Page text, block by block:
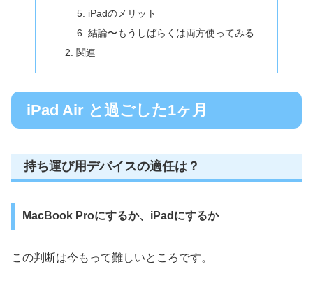
iPadのメリット
結論〜もうしばらくは両方使ってみる
関連
iPad Air と過ごした1ヶ月
持ち運び用デバイスの適任は？
MacBook Proにするか、iPadにするか
この判断は今もって難しいところです。